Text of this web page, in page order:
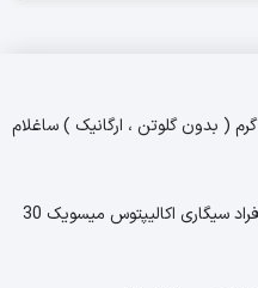
باکویت ( گندم سیاه ) ۸۰۰ گرم ( بدون گلوتن ، ارگانیک ) ساغلام
اسپری خوشبو کننده دهان افراد سیگاری اکالیپتوس میسویک 30